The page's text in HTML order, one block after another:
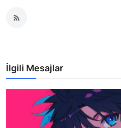
İlgili Mesajlar